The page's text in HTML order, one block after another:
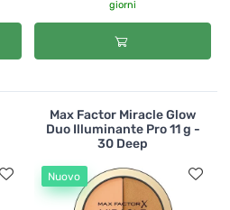
giorni
Max Factor Miracle Glow
Duo Illuminante Pro 11 g -
30 Deep
Nuovo